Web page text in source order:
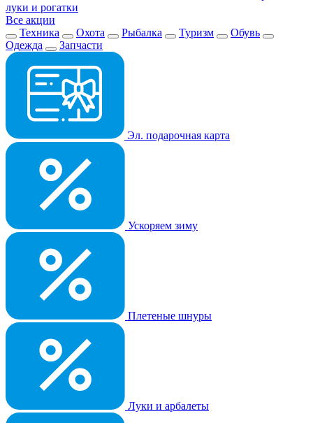
луки и рогатки
Все акции
Техника
Охота Рыбалка Туризм
Обувь
Одежда
Запчасти
Эл. подарочная карта
Ускоряем зиму
Плетеные шнуры
Луки и арбалеты